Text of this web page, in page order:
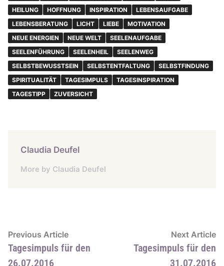
HEILUNG
HOFFNUNG INSPIRATION
LEBENSAUFGABE
LEBENSBERATUNG
LICHT LIEBE
MOTIVATION
NEUE ENERGIEN
NEUE WELT
SEELENAUFGABE
SEELENFÜHRUNG
SEELENHEIL
SEELENWEG
SELBSTBEWUSSTSEIN
SELBSTENTFALTUNG
SELBSTFINDUNG
SPIRITUALITÄT
TAGESIMPULS
TAGESINSPIRATION
TAGESTIPP
ZUVERSICHT
Claudia Deufel
More by Claudia Deufel
Beitragsnavigation
Previous ArticlePrevious
article:
Tagesimpuls für den
26.07.2016
Next Article
Tagesimpuls für den
31.07.2016